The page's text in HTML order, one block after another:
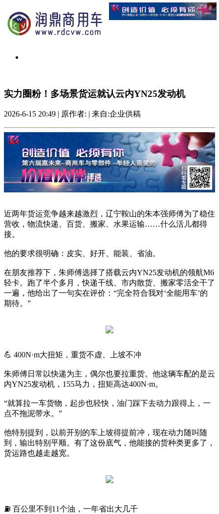
实力圈粉！多场景货运就认云内YN25发动机
2026-6-15 20:49 | 原作者: | 来自:企业供稿
近两年货运竞争越来越激烈，辽宁鞍山的朱本强师傅为了稳住
营收，物流快递、百货、搬家、水果运输……什么活儿都得
接。
他的要求很明确：皮实、好开、能装、省油。
在朋友推荐下，朱师傅选择了搭载云内YN25发动机的领航M6
轻卡。跑了半个多月，快递干线、市内散货、搬家零活全干了
一遍，他给出了一句实在评价：“完全符合我对‘全能用车’的
期待。”
💪 400N·m大扭矩，重货不虚、上坡不冲
朱师傅日常以快递为主，偶尔也要拉重货。他这辆车配的是云
内YN25发动机，155马力，扭矩高达400N·m。
“就算拉一车货物，起步也轻快，油门踩下去动力跟得上，一
点不拖泥带水。”
他特别提到，以前开别的车上坡得提前冲，现在动力随叫随
到，输出特别平顺。有了这份底气，他能接的货种类更多了，
货运路也越走越宽。
⛽ 百公里不到11个油，一年省出大几千